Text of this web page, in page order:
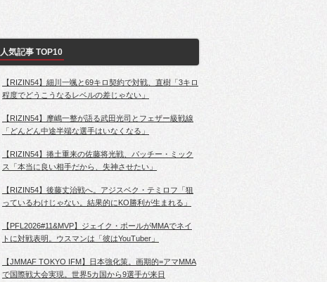
人気記事 TOP10
【RIZIN54】細川一颯と69キロ契約で対戦、直樹「3キロ
程度でどうこうなるレベルの差じゃない」
【RIZIN54】摩嶋一整が語る武田光司とフェザー級戦線
「どんどん中途半端な選手はいなくなる」
【RIZIN54】捲土重来の佐藤将光戦、パッチー・ミック
ス「本当に良い相手だから、失神させたい」
【RIZIN54】後藤丈治戦へ。アジスベク・テミロフ「狙
っているわけじゃない。結果的にKO勝利が生まれる」
【PFL2026#11&MVP】ジェイク・ポールがMMAでネイ
トに対戦表明。ウスマンは「彼はYouTuber」
【JMMAF TOKYO IFM】日本強化策。画期的=アマMMA
で国際戦大会実現。世界5カ国から9選手が来日